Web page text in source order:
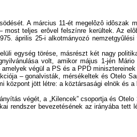
A március 11-ét megelôzô idôszak
teljes erôvel felszínre kerültek. Az
április 25-i alkotmányozó
egység törése, másrészt két nagy
volt, amikor május 1-jén
végül a PS és a PPD
– gonalvisták, mérsékeltek és Otelo
jött létre: a köztársasági elnök és
végét, a „Kilencek” csoportja és
rendszer bevezetésének az irányába